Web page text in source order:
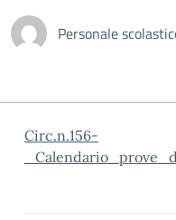
Personale
Circ.n.156-